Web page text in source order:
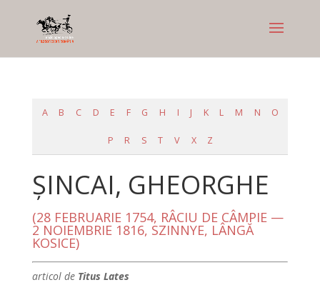
A B C D E F G H I J K L M N O
P R S T V X Z
ŞINCAI, GHEORGHE
(28 FEBRUARIE 1754, RÂCIU DE CÂMPIE —
2 NOIEMBRIE 1816, SZINNYE, LÂNGĂ
KOSICE)
articol de Titus Lates